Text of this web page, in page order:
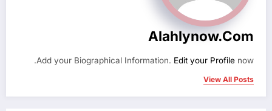
Alahlynow.com
Add your Biographical Information. Edit your Profile now.
View All Posts